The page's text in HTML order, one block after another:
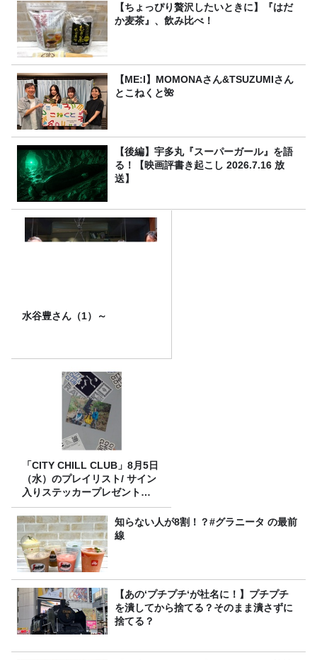
【ちょっぴり贅沢したいときに】『はだ
か麦茶』、飲み比べ！
【ME:I】MOMONAさん&TSUZUMIさん
とこねくと🌺
【後編】宇多丸『スーパーガール』を語
る！【映画評書き起こし 2026.7.16 放
送】
水谷豊さん（1）～
「CITY CHILL CLUB」8月5日
（水）のプレイリスト/ サイン
入りステッカープレゼント有
り
知らない人が8割！？#グラニータ の最前
線
【あの‘プチプチ‘が社名に！】プチプチ
を潰してから捨てる？そのまま潰さずに
捨てる？